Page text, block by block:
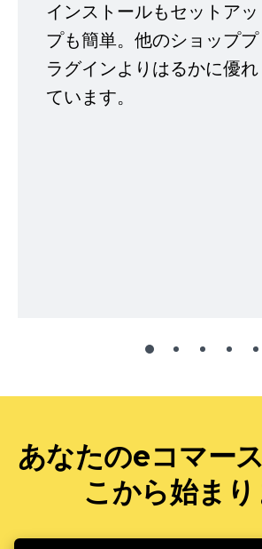
インストールもセットアッ
プも簡単。他のショッププ
ラグインよりはるかに優れ
ています。
あなたのeコマー
こから始ま